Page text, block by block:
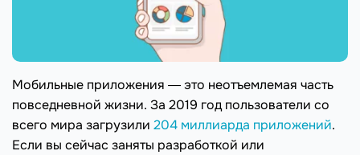
Мобильные приложения ― это неотъемлемая часть
повседневной жизни. За 2019 год пользователи со
всего мира загрузили 204 миллиарда приложений.
Если вы сейчас заняты разработкой или